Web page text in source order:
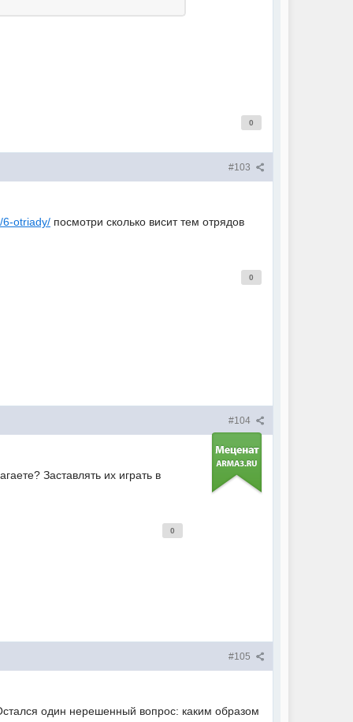
0
#103
6-otriady/ посмотри сколько висит тем отрядов
0
#104
Заставлять их играть в
0
#105
один нерешенный вопрос: каким образом